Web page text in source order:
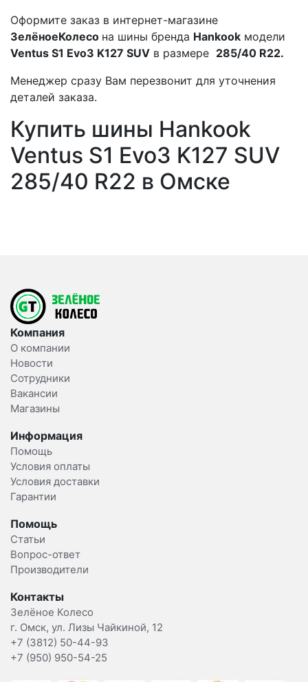
Оформите заказ в интернет-магазине
ЗелёноеКолесо на шины бренда Hankook модели
Ventus S1 Evo3 K127 SUV в размере 285/40 R22.
Менеджер сразу Вам перезвонит для уточнения
деталей заказа.
Купить шины Hankook
Ventus S1 Evo3 K127 SUV
285/40 R22 в Омске
Компания
О компании
Новости
Сотрудники
Вакансии
Магазины
Информация
Помощь
Условия оплаты
Условия доставки
Гарантии
Помощь
Статьи
Вопрос-ответ
Производители
Контакты
Зелёное Колесо
г. Омск, ул. Лизы Чайкиной, 12
+7 (3812) 50-44-93
+7 (950) 950-54-25